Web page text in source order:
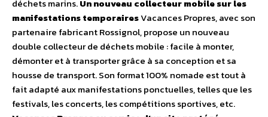
déchets marins.Un nouveau collecteur mobile sur les
manifestations temporairesVacances Propres, avec son
partenaire fabricant Rossignol, propose un nouveau
double collecteur de déchets mobile : facile à monter,
démonter et à transporter grâce à sa conception et sa
housse de transport. Son format 100% nomade est tout à
fait adapté aux manifestations ponctuelles, telles que les
festivals, les concerts, les compétitions sportives, etc.